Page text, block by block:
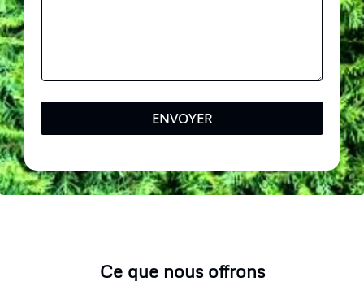
ENVOYER
Ce que nous offrons